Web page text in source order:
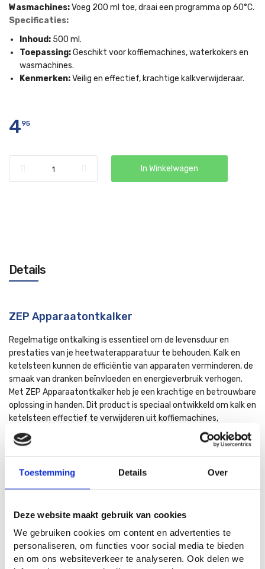
Toestemming Details Over
Deze website maakt gebruik van cookies
We gebruiken cookies om content en advertenties te
personaliseren, om functies voor social media te bieden
en om ons websiteverkeer te analyseren. Ook delen we
Wasmachines:Voeg 200 ml toe, draai een programma op 60°C.
Specificaties:
Inhoud: 500 ml.
Toepassing:Geschikt voor koffiemachines, waterkokers en
wasmachines.
Kenmerken:Veilig en effectief, krachtige kalkverwijderaar.
495
In Winkelwagen
Details
ZEP Apparaatontkalker
Regelmatige ontkalking is essentieel om de levensduur en
prestaties van je heetwaterapparatuur te behouden. Kalk en
ketelsteen kunnen de efficiëntie van apparaten verminderen, de
smaak van dranken beïnvloeden en energieverbruik verhogen.
Met ZEP Apparaatontkalker heb je een krachtige en betrouwbare
oplossing in handen. Dit product is speciaal ontwikkeld om kalk en
ketelsteen effectief te verwijderen uit koffiemachines,
waterkokers en wasmachines, zonder het apparaat te
beschadigen.
Waarom kiezen voor ZEP Apparaatontkalker?
veiligheid in gedachten. Dit product verwijdert niet alleen
apparaten beter blijven functioneren. Door regelmatige
ontkalking voorkom je slijtage en behoud je de originele
prestaties van je apparatuur. Dankzij de geconcentreerde